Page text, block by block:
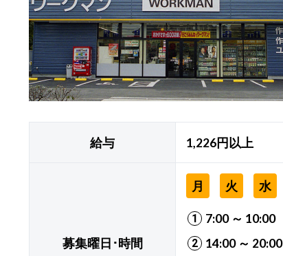
給与 1,226円以上
募集曜日･時間
月 火 水
7:00 ～ 10:00
14:00 ～ 20:00